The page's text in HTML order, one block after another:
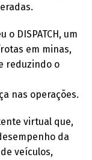
DISPATCH, um
em minas,
reduzindo o
nas operações.
virtual que,
da
veículos,